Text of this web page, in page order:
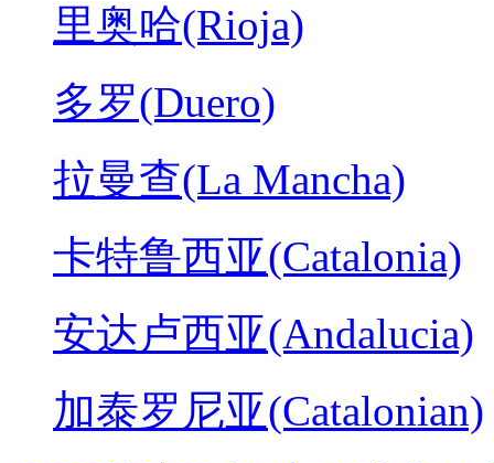
里奥哈(Rioja)
多罗(Duero)
拉曼查(La Mancha)
卡特鲁西亚(Catalonia)
安达卢西亚(Andalucia)
加泰罗尼亚(Catalonian)